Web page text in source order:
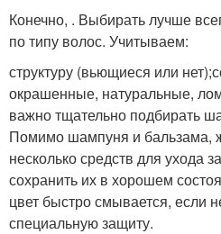
Конечно, . Выбирать лучше
по типу волос. Учитываем:
структуру (вьющиеся или
окрашенные, натуральные,
важно тщательно подбирать
Помимо шампуня и бальзама,
несколько средств для ухода
сохранить их в хорошем
цвет быстро смывается, если
специальную защиту.